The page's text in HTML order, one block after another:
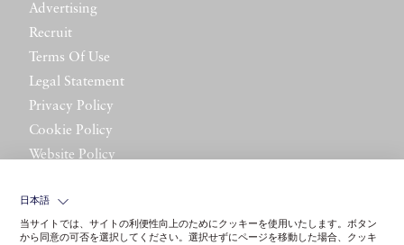
Advertising
Recruit
Terms Of Use
Legal Statement
Privacy Policy
Cookie Policy
Website Policy
日本語
当サイトでは、サイトの利便性向上のためにクッキーを使用いたします。ボタン
から同意の可否を選択してください。選択せずにページを移動した場合、クッキ